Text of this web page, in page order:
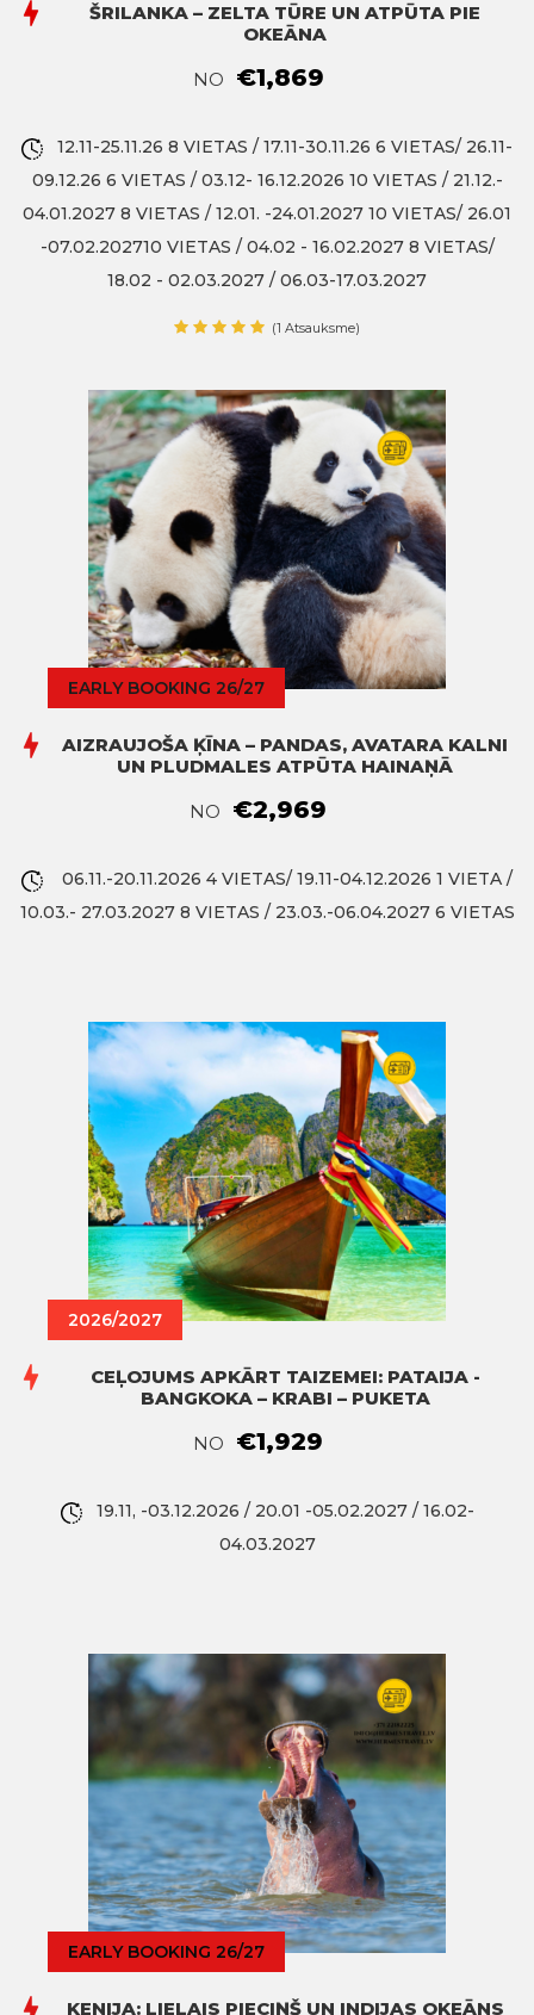
ŠRILANKA – ZELTA TŪRE UN ATPŪTA PIE
OKEĀNA
NO
€1,869
12.11-25.11.26 8 VIETAS / 17.11-30.11.26 6 VIETAS/ 26.11-
09.12.26 6 VIETAS / 03.12- 16.12.2026 10 VIETAS / 21.12.-
04.01.2027 8 VIETAS / 12.01. -24.01.2027 10 VIETAS/ 26.01
-07.02.202710 VIETAS / 04.02 - 16.02.2027 8 VIETAS/
18.02 - 02.03.2027 / 06.03-17.03.2027
(1 Atsauksme)
EARLY BOOKING 26/27
AIZRAUJOŠA ĶĪNA – PANDAS, AVATARA KALNI
UN PLUDMALES ATPŪTA HAINAŅĀ
NO
€2,969
06.11.-20.11.2026 4 VIETAS/ 19.11-04.12.2026 1 VIETA /
10.03.- 27.03.2027 8 VIETAS / 23.03.-06.04.2027 6 VIETAS
2026/2027
CEĻOJUMS APKĀRT TAIZEMEI: PATAIJA -
BANGKOKA – KRABI – PUKETA
NO
€1,929
19.11, -03.12.2026 / 20.01 -05.02.2027 / 16.02-
04.03.2027
EARLY BOOKING 26/27
KENIJA: LIELAIS PIECIŅŠ UN INDIJAS OKEĀNS